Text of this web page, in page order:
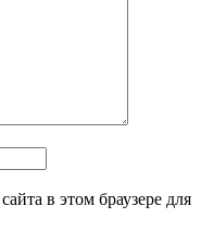
в этом браузере для